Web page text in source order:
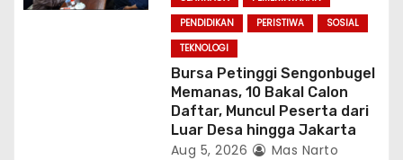
PENDIDIKAN
PERISTIWA
SOSIAL
TEKNOLOGI
Bursa Petinggi Sengonbugel
Memanas, 10 Bakal Calon
Daftar, Muncul Peserta dari
Luar Desa hingga Jakarta
Aug 5, 2026 Mas Narto